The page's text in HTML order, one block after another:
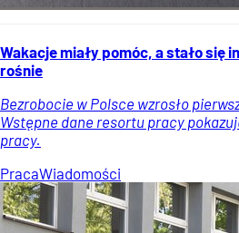
Wakacje miały pomóc, a stało się
rośnie
Bezrobocie w Polsce wzrosło
Wstępne dane resortu pracy
pracy.
PracaWiadomości